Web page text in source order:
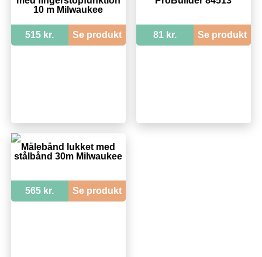
10 m Milwaukee
515 kr. Se produkt 81 kr. Se produkt
Målebånd lukket med
stålbånd 30m Milwaukee
565 kr. Se produkt